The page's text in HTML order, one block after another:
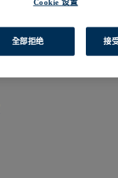
Cookie 设置
全部拒绝 接